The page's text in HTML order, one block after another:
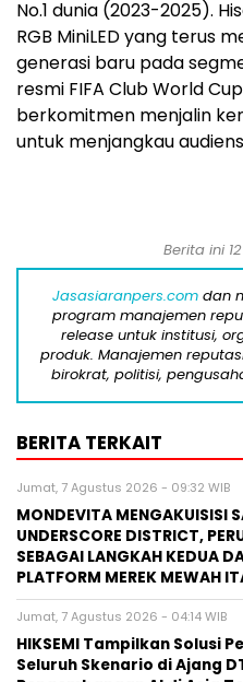
No.1 dunia (2023-2025).
RGB MiniLED yang terus
generasi baru pada
resmi FIFA Club World
berkomitmen menjalin
untuk menjangkau
Berita ini
Jasasiaranpers.com dan
program manajemen
release untuk institusi,
produk. Manajemen
birokrat, politisi,
BERITA TERKAIT
Jumat, 7 Agustus 2026 - 09:32 WIB
MONDEVITA MENGAKUISISI
UNDERSCORE DISTRICT,
SEBAGAI LANGKAH KEDUA
PLATFORM MEREK MEWAH
Jumat, 7 Agustus 2026 - 04:14 WIB
HIKSEMI Tampilkan Solusi
Seluruh Skenario di Ajang